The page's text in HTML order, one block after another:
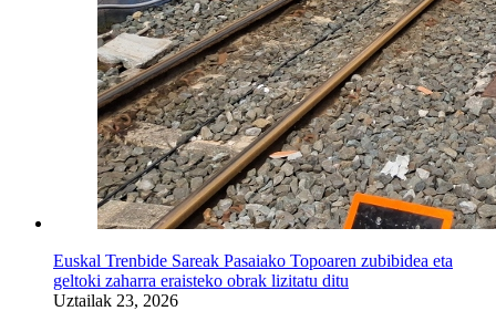
Euskal Trenbide Sareak Pasaiako Topoaren zubibidea eta
geltoki zaharra eraisteko obrak lizitatu ditu
Uztailak 23, 2026